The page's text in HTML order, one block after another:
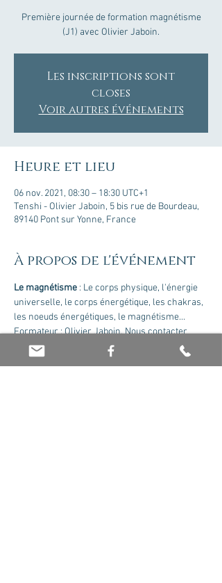
Première journée de formation magnétisme
(J1) avec Olivier Jaboin.
Les inscriptions sont
closes
Voir autres événements
Heure et lieu
06 nov. 2021, 08:30 – 18:30 UTC+1
Tenshi - Olivier Jaboin, 5 bis rue de Bourdeau,
89140 Pont sur Yonne, France
À propos de l'événement
Le magnétisme : Le corps physique, l'énergie
universelle, le corps énergétique, les chakras,
les noeuds énergétiques, le magnétisme...
Formateur : Olivier Jaboin. Nous contacter
pour recevoir le cursus complet.